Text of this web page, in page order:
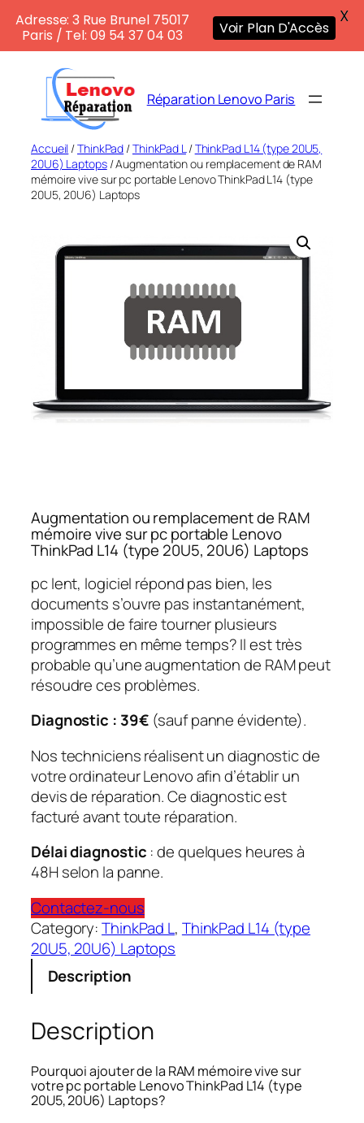
contenu
Réparation Lenovo Paris
Accueil /ThinkPad /ThinkPad L /ThinkPad L14 (type 20U5,
20U6) Laptops/ Augmentation ou remplacement de RAM
mémoire vive sur pc portable Lenovo ThinkPad L14 (type
20U5, 20U6) Laptops
Augmentation ou remplacement de RAM
mémoire vive sur pc portable Lenovo
ThinkPad L14 (type 20U5, 20U6) Laptops
pc lent, logiciel répond pas bien, les
documents s’ouvre pas instantanément,
impossible de faire tourner plusieurs
programmes en même temps? Il est très
probable qu’une augmentation de RAM peut
résoudre ces problèmes.
Diagnostic : 39€ (sauf panne évidente).
Nos techniciens réalisent un diagnostic de
votre ordinateur Lenovo afin d’établir un
devis de réparation. Ce diagnostic est
facturé avant toute réparation.
Délai diagnostic : de quelques heures à
48H selon la panne.
Contactez-nous
Category:ThinkPad L, ThinkPad L14 (type
20U5, 20U6) Laptops
Description
Description
Pourquoi ajouter de la RAM mémoire vive sur
votre pc portable Lenovo ThinkPad L14 (type
20U5, 20U6) Laptops?
Adresse: 3 Rue Brunel 75017
Paris / Tel: 09 54 37 04 03
Voir Plan D'Accès
X